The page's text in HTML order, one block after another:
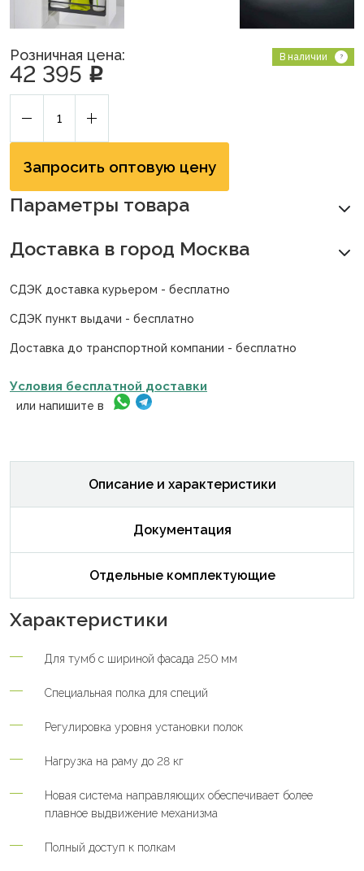
Розничная цена:
42 395 p
В наличии
Запросить оптовую цену
Параметры товара
Доставка в город Москва
СДЭК доставка курьером - бесплатно
СДЭК пункт выдачи - бесплатно
Доставка до транспортной компании - бесплатно
Условия бесплатной доставки
или напишите в
Описание и характеристики
Документация
Отдельные комплектующие
Характеристики
Для тумб с шириной фасада 250 мм
Специальная полка для специй
Регулировка уровня установки полок
Нагрузка на раму до 28 кг
Новая система направляющих обеспечивает более
плавное выдвижение механизма
Полный доступ к полкам